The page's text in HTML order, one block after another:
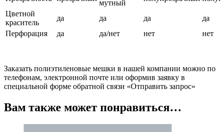
мутный
Цветной
краситель
да да да
да
Перфорация
да да/нет нет нет
Заказать полиэтиленовые мешки в нашей компании можно по
телефонам, электронной почте или оформив заявку в
специальной форме обратной связи «Отправить запрос»
Вам также может понравиться…